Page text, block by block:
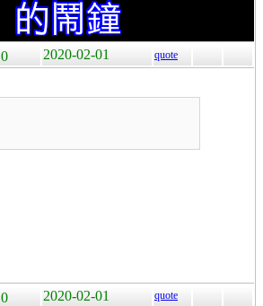
0 2020-02-01 quote
0 2020-02-01 quote